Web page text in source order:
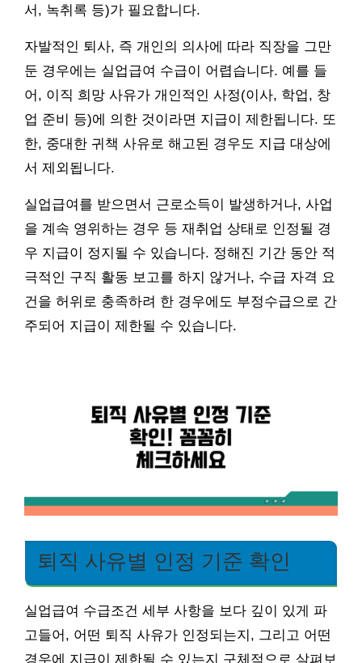
서, 녹취록 등)가 필요합니다.
자발적인 퇴사, 즉 개인의 의사에 따라 직장을 그만
둔 경우에는 실업급여 수급이 어렵습니다. 예를 들
어, 이직 희망 사유가 개인적인 사정(이사, 학업, 창
업 준비 등)에 의한 것이라면 지급이 제한됩니다. 또
한, 중대한 귀책 사유로 해고된 경우도 지급 대상에
서 제외됩니다.
실업급여를 받으면서 근로소득이 발생하거나, 사업
을 계속 영위하는 경우 등 재취업 상태로 인정될 경
우 지급이 정지될 수 있습니다. 정해진 기간 동안 적
극적인 구직 활동 보고를 하지 않거나, 수급 자격 요
건을 허위로 충족하려 한 경우에도 부정수급으로 간
주되어 지급이 제한될 수 있습니다.
퇴직 사유별 인정 기준 확인
실업급여 수급조건 세부 사항을 보다 깊이 있게 파
고들어, 어떤 퇴직 사유가 인정되는지, 그리고 어떤
경우에 지급이 제한될 수 있는지 구체적으로 살펴보